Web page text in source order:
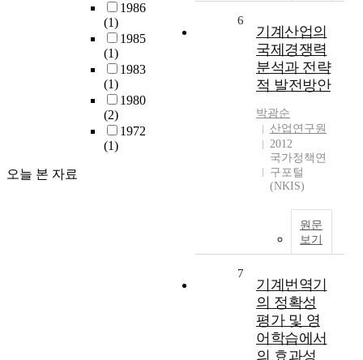
1986
(1)
1985
(1)
1983
(1)
1980
(2)
1972
(1)
오늘 본 자료
6
기계산업의
국제경쟁력
분석과 전략
적 발전방안
박광순
산업연구원
2012
국가정책연
구포털
(NKIS)
원문
보기
7
기계번역기
의 정확성
평가 및 영
어학습에서
의 효과성